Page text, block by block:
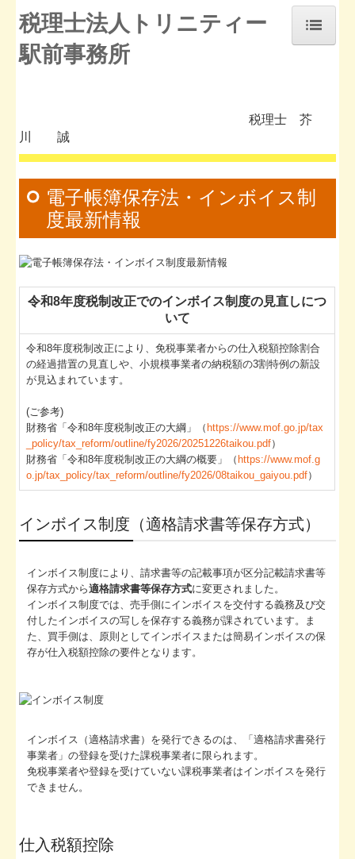
ホーム
事務所紹介
経営理念
交通案内
料金について
リンク集
お問合せ
FX4クラウド
関与先向け融資商品ご紹介
社長メニューASP版
TKCシステムQ&A
経営革新等支援機関とは
経営改善計画の策定支援
創業をお考えの方へ
税理士法人トリニティー
駅前事務所
税理士 芥
川 誠
電子帳簿保存法・インボイス制
度最新情報
令和8年度税制改正でのインボイス制度の見直しにつ
いて
令和8年度税制改正により、免税事業者からの仕入税額控除割合
の経過措置の見直しや、小規模事業者の納税額の3割特例の新設
が見込まれています。
(ご参考)
財務省「令和8年度税制改正の大綱」（ https://www.mof.go.jp/tax
_policy/tax_reform/outline/fy2026/20251226taikou.pdf）
財務省「令和8年度税制改正の大綱の概要」（ https://www.mof.g
o.jp/tax_policy/tax_reform/outline/fy2026/08taikou_gaiyou.pdf）
インボイス制度（適格請求書等保存方式）
インボイス制度により、請求書等の記載事項が区分記載請求書等
保存方式から適格請求書等保存方式に変更されました。
インボイス制度では、売手側にインボイスを交付する義務及び交
付したインボイスの写しを保存する義務が課されています。ま
た、買手側は、原則としてインボイスまたは簡易インボイスの保
存が仕入税額控除の要件となります。
インボイス（適格請求書）を発行できるのは、「適格請求書発行
事業者」の登録を受けた課税事業者に限られます。
免税事業者や登録を受けていない課税事業者はインボイスを発行
できません。
仕入税額控除